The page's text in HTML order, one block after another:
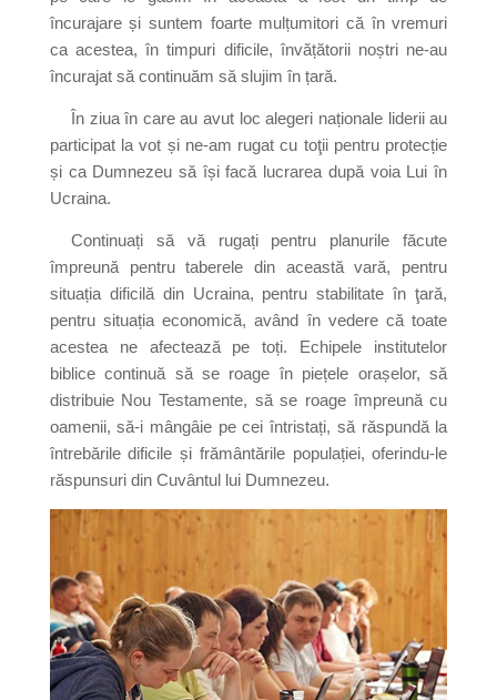
încurajare și suntem foarte mulțumitori că în vremuri
ca acestea, în timpuri dificile, învățătorii noștri ne-au
încurajat să continuăm să slujim în țară.
În ziua în care au avut loc alegeri naționale liderii au
participat la vot și ne-am rugat cu toţii pentru protecție
și ca Dumnezeu să își facă lucrarea după voia Lui în
Ucraina.
Continuați să vă rugați pentru planurile făcute
împreună pentru taberele din această vară, pentru
situația dificilă din Ucraina, pentru stabilitate în ţară,
pentru situația economică, având în vedere că toate
acestea ne afectează pe toți. Echipele institutelor
biblice continuă să se roage în piețele orașelor, să
distribuie Nou Testamente, să se roage împreună cu
oamenii, să-i mângâie pe cei întristați, să răspundă la
întrebările dificile și frământările populației, oferindu-le
răspunsuri din Cuvântul lui Dumnezeu.